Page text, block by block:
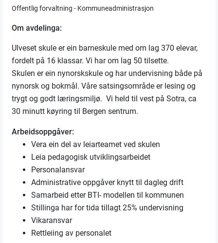
Offentlig forvaltning - Kommuneadministrasjon
Om avdelinga:
Ulveset skule er ein barneskule med om lag 370 elevar,
fordelt på 16 klassar. Vi har om lag 50 tilsette.
Skulen er ein nynorskskule og har undervisning både på
nynorsk og bokmål. Våre satsingsområde er lesing og
trygt og godt læringsmiljø. Vi held til vest på Sotra, ca
30 minutt køyring til Bergen sentrum.
Arbeidsoppgåver:
Vera ein del av leiarteamet ved skulen
Leia pedagogisk utviklingsarbeidet
Personalansvar
Administrative oppgåver knytt til dagleg drift
Samarbeid etter BTI- modellen til kommunen
Stillinga har for tida tillagt 25% undervisning
Vikaransvar
Rettleiing av personalet